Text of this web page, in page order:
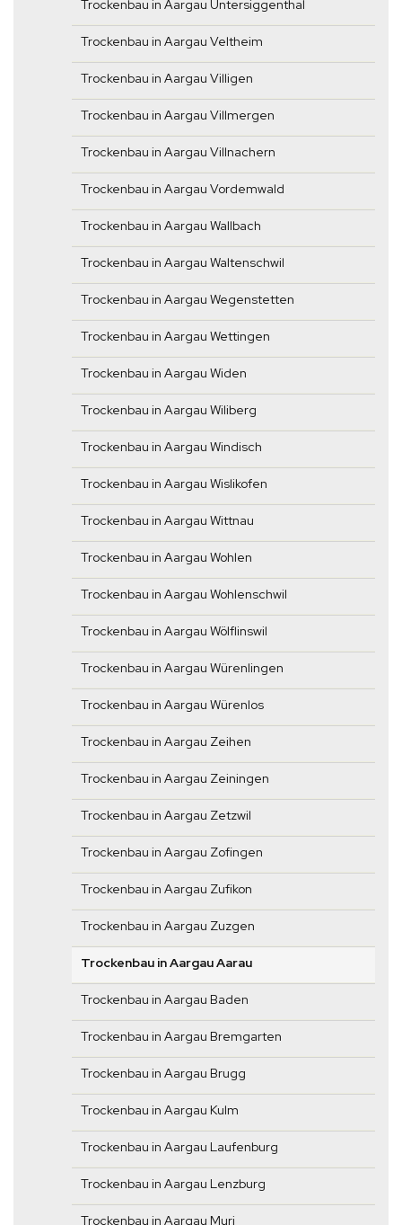
Trockenbau in Aargau Untersiggenthal
Trockenbau in Aargau Veltheim
Trockenbau in Aargau Villigen
Trockenbau in Aargau Villmergen
Trockenbau in Aargau Villnachern
Trockenbau in Aargau Vordemwald
Trockenbau in Aargau Wallbach
Trockenbau in Aargau Waltenschwil
Trockenbau in Aargau Wegenstetten
Trockenbau in Aargau Wettingen
Trockenbau in Aargau Widen
Trockenbau in Aargau Wiliberg
Trockenbau in Aargau Windisch
Trockenbau in Aargau Wislikofen
Trockenbau in Aargau Wittnau
Trockenbau in Aargau Wohlen
Trockenbau in Aargau Wohlenschwil
Trockenbau in Aargau Wölflinswil
Trockenbau in Aargau Würenlingen
Trockenbau in Aargau Würenlos
Trockenbau in Aargau Zeihen
Trockenbau in Aargau Zeiningen
Trockenbau in Aargau Zetzwil
Trockenbau in Aargau Zofingen
Trockenbau in Aargau Zufikon
Trockenbau in Aargau Zuzgen
Trockenbau in Aargau Aarau
Trockenbau in Aargau Baden
Trockenbau in Aargau Bremgarten
Trockenbau in Aargau Brugg
Trockenbau in Aargau Kulm
Trockenbau in Aargau Laufenburg
Trockenbau in Aargau Lenzburg
Trockenbau in Aargau Muri